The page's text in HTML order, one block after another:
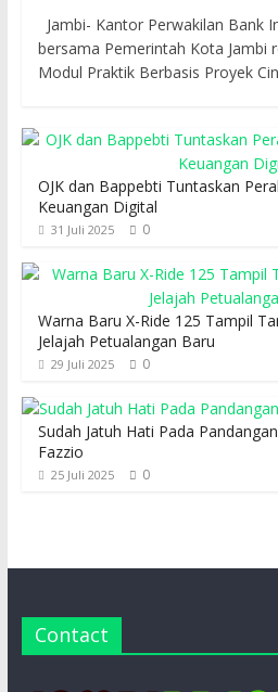
Jambi- Kantor Perwakilan Bank
bersama Pemerintah Kota Jambi
Modul Praktik Berbasis Proyek
OJK dan Bappebti Tuntaskan
Keuangan Digital
31 Juli 2025 0
Warna Baru X-Ride 125 Tampil
Jelajah Petualangan Baru
29 Juli 2025 0
Sudah Jatuh Hati Pada
Fazzio
25 Juli 2025 0
Contact